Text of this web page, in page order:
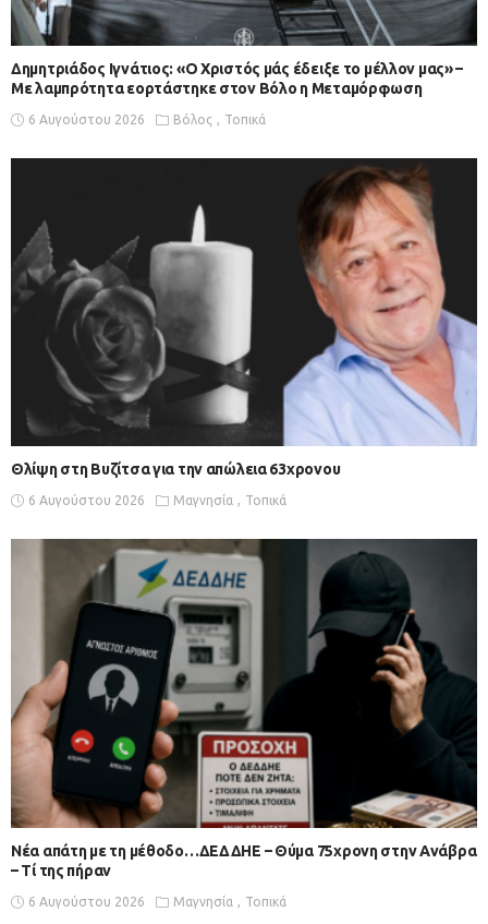
Δημητριάδος Ιγνάτιος: «Ο Χριστός μάς έδειξε το μέλλον μας» –
Με λαμπρότητα εορτάστηκε στον Βόλο η Μεταμόρφωση
6 Αυγούστου 2026 Βόλος Τοπικά
Θλίψη στη Βυζίτσα για την απώλεια 63χρονου
6 Αυγούστου 2026 Μαγνησία Τοπικά
Νέα απάτη με τη μέθοδο…ΔΕΔΔΗΕ – Θύμα 75χρονη στην Ανάβρα
– Τί της πήραν
6 Αυγούστου 2026 Μαγνησία Τοπικά